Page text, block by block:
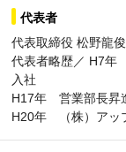
代表者
代表取締役 松野龍俊
代表者略歴／ H7年
入社
H17年 営業部長昇
H20年 （株）アッ